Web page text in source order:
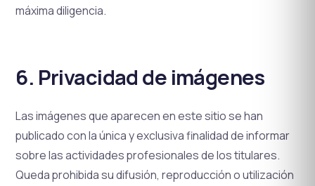
máxima diligencia.
6. Privacidad de imágenes
Las imágenes que aparecen en este sitio se han
publicado con la única y exclusiva finalidad de informar
sobre las actividades profesionales de los titulares.
Queda prohibida su difusión, reproducción o utilización